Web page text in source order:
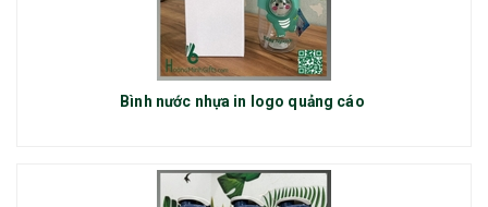
Bình nước nhựa in logo quảng cáo